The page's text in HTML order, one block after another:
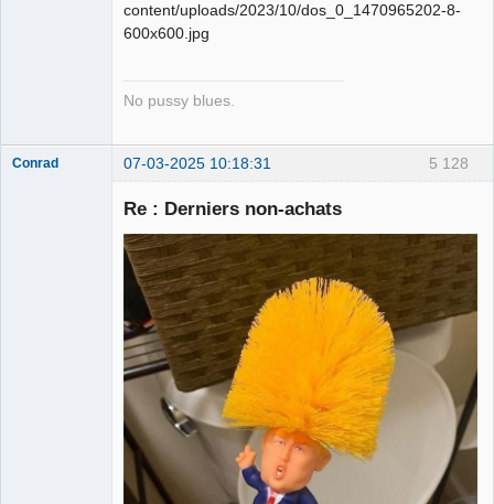
No pussy blues.
5 128
Conrad 07-03-2025 10:18:31
Re : Derniers non-achats